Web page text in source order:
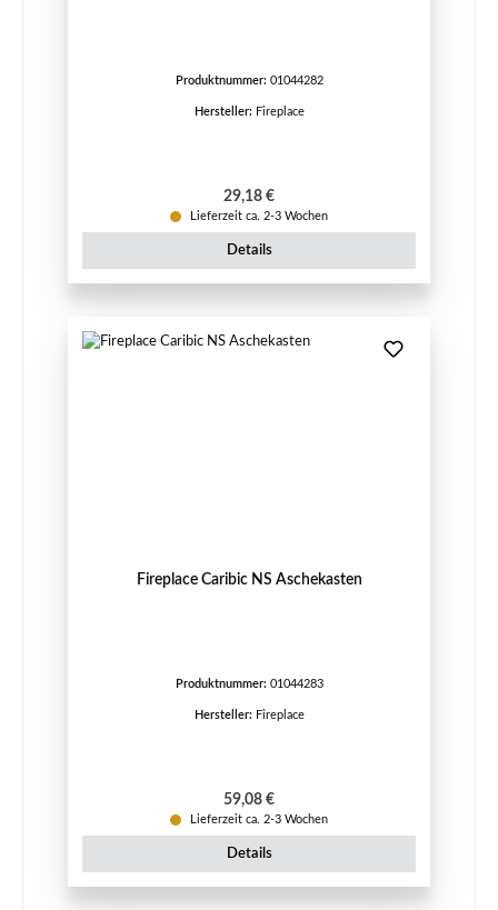
Produktnummer: 01044282
Hersteller: Fireplace
Regulärer Preis:
29,18 €
Lieferzeit ca. 2-3 Wochen
Details
Fireplace Caribic NS Aschekasten
Produktnummer: 01044283
Hersteller: Fireplace
Regulärer Preis:
59,08 €
Lieferzeit ca. 2-3 Wochen
Details